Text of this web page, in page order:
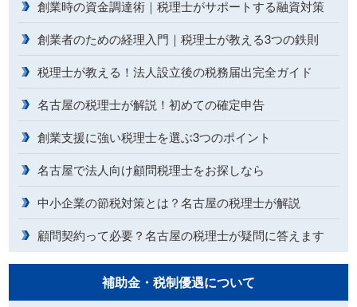
創業時の資金調達術｜税理士がサポートする融資対策
創業者のための経理入門｜税理士が教える3つの鉄則
税理士が教える！法人設立後の税務届出完全ガイド
名古屋の税理士が解説！初めての確定申告
創業支援に強い税理士を選ぶ3つのポイント
名古屋で法人向け顧問税理士をお探しなら
中小企業の節税対策とは？名古屋の税理士が解説
顧問契約って必要？名古屋の税理士が疑問に答えます
補助金・税制優遇について